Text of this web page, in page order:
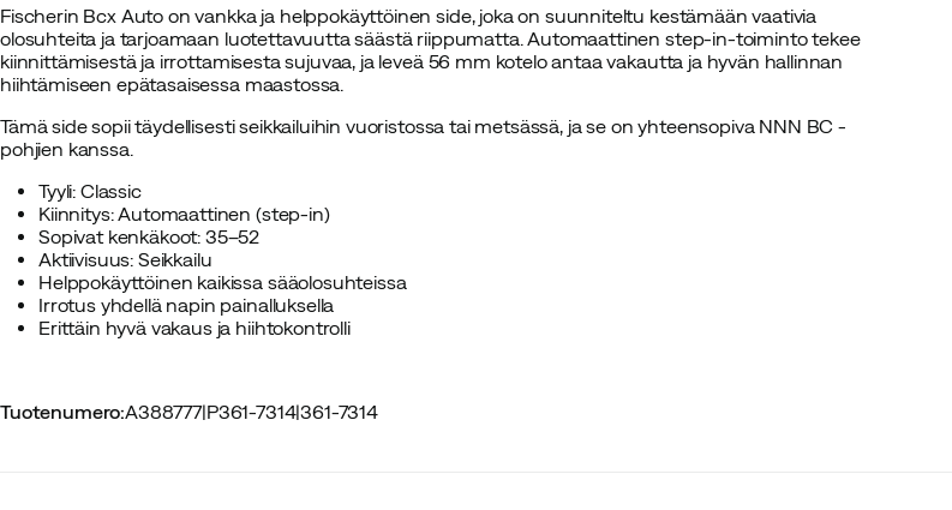
Fischerin Bcx Auto on vankka ja helppokäyttöinen side, joka on suunniteltu kestämään vaativia
olosuhteita ja tarjoamaan luotettavuutta säästä riippumatta. Automaattinen step-in-toiminto tekee
kiinnittämisestä ja irrottamisesta sujuvaa, ja leveä 56 mm kotelo antaa vakautta ja hyvän hallinnan
hiihtämiseen epätasaisessa maastossa.
Tämä side sopii täydellisesti seikkailuihin vuoristossa tai metsässä, ja se on yhteensopiva NNN BC -
pohjien kanssa.
Tyyli: Classic
Kiinnitys: Automaattinen (step-in)
Sopivat kenkäkoot: 35–52
Aktiivisuus: Seikkailu
Helppokäyttöinen kaikissa sääolosuhteissa
Irrotus yhdellä napin painalluksella
Erittäin hyvä vakaus ja hiihtokontrolli
Tuotenumero:A388777|P361-7314|361-7314